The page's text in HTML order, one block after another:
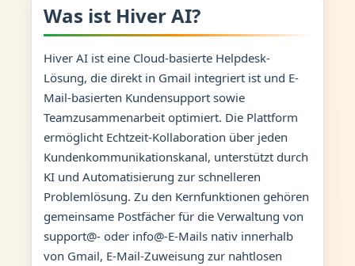
Was ist Hiver AI?
Hiver AI ist eine Cloud-basierte Helpdesk-
Lösung, die direkt in Gmail integriert ist und E-
Mail-basierten Kundensupport sowie
Teamzusammenarbeit optimiert. Die Plattform
ermöglicht Echtzeit-Kollaboration über jeden
Kundenkommunikationskanal, unterstützt durch
KI und Automatisierung zur schnelleren
Problemlösung. Zu den Kernfunktionen gehören
gemeinsame Postfächer für die Verwaltung von
support@- oder info@-E-Mails nativ innerhalb
von Gmail, E-Mail-Zuweisung zur nahtlosen